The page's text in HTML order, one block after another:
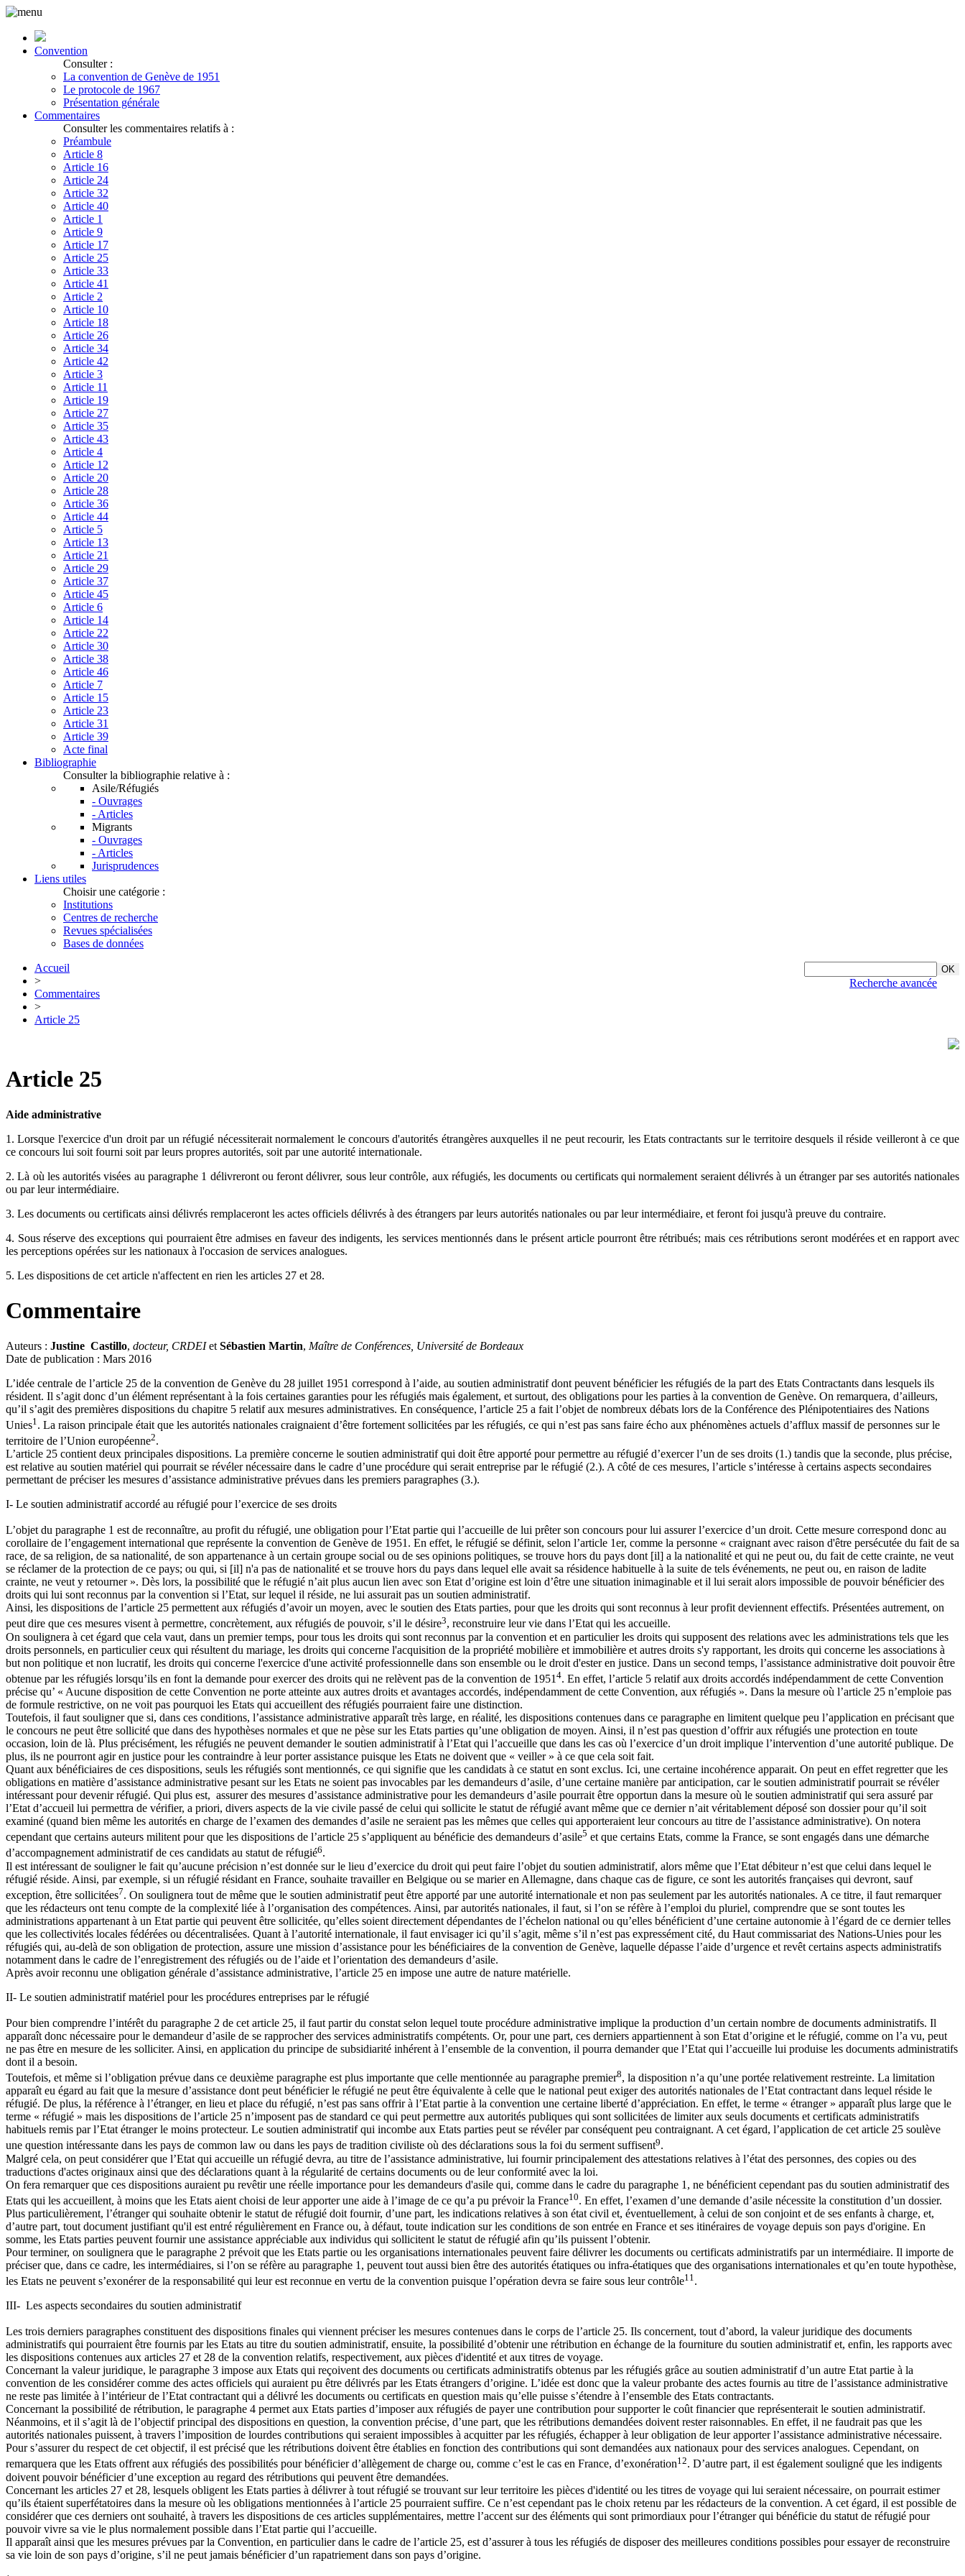
Convention
Consulter :
La convention de Genève de 1951
Le protocole de 1967
Présentation générale
Commentaires
Consulter les commentaires relatifs à :
Préambule
Article 8
Article 16
Article 24
Article 32
Article 40
Article 1
Article 9
Article 17
Article 25
Article 33
Article 41
Article 2
Article 10
Article 18
Article 26
Article 34
Article 42
Article 3
Article 11
Article 19
Article 27
Article 35
Article 43
Article 4
Article 12
Article 20
Article 28
Article 36
Article 44
Article 5
Article 13
Article 21
Article 29
Article 37
Article 45
Article 6
Article 14
Article 22
Article 30
Article 38
Article 46
Article 7
Article 15
Article 23
Article 31
Article 39
Acte final
Bibliographie
Consulter la bibliographie relative à :
Asile/Réfugiés
- Ouvrages
- Articles
Migrants
- Ouvrages
- Articles
Jurisprudences
Liens utiles
Choisir une catégorie :
Institutions
Centres de recherche
Revues spécialisées
Bases de données
Recherche avancée
Accueil
>
Commentaires
>
Article 25
Article 25
Aide administrative
1. Lorsque l'exercice d'un droit par un réfugié nécessiterait normalement le concours d'autorités étrangères auxquelles il ne peut recourir, les Etats contractants sur le territoire desquels il réside veilleront à ce que
ce concours lui soit fourni soit par leurs propres autorités, soit par une autorité internationale.
2. Là où les autorités visées au paragraphe 1 délivreront ou feront délivrer, sous leur contrôle, aux réfugiés, les documents ou certificats qui normalement seraient délivrés à un étranger par ses autorités nationales
ou par leur intermédiaire.
3. Les documents ou certificats ainsi délivrés remplaceront les actes officiels délivrés à des étrangers par leurs autorités nationales ou par leur intermédiaire, et feront foi jusqu'à preuve du contraire.
4. Sous réserve des exceptions qui pourraient être admises en faveur des indigents, les services mentionnés dans le présent article pourront être rétribués; mais ces rétributions seront modérées et en rapport avec
les perceptions opérées sur les nationaux à l'occasion de services analogues.
5. Les dispositions de cet article n'affectent en rien les articles 27 et 28.
Commentaire
Auteurs : Justine Castillo, docteur, CRDEIet Sébastien Martin, Maître de Conférences, Université de Bordeaux
Date de publication : Mars 2016
L’idée centrale de l’article 25 de la convention de Genève du 28 juillet 1951 correspond à l’aide, au soutien administratif dont peuvent bénéficier les réfugiés de la part des Etats Contractants dans lesquels ils
résident. Il s’agit donc d’un élément représentant à la fois certaines garanties pour les réfugiés mais également, et surtout, des obligations pour les parties à la convention de Genève. On remarquera, d’ailleurs,
qu’il s’agit des premières dispositions du chapitre 5 relatif aux mesures administratives. En conséquence, l’article 25 a fait l’objet de nombreux débats lors de la Conférence des Plénipotentiaires des Nations
Unies1 . La raison principale était que les autorités nationales craignaient d’être fortement sollicitées par les réfugiés, ce qui n’est pas sans faire écho aux phénomènes actuels d’afflux massif de personnes sur le
territoire de l’Union européenne2.
L’article 25 contient deux principales dispositions. La première concerne le soutien administratif qui doit être apporté pour permettre au réfugié d’exercer l’un de ses droits (1.) tandis que la seconde, plus précise,
est relative au soutien matériel qui pourrait se révéler nécessaire dans le cadre d’une procédure qui serait entreprise par le réfugié (2.). A côté de ces mesures, l’article s’intéresse à certains aspects secondaires
permettant de préciser les mesures d’assistance administrative prévues dans les premiers paragraphes (3.).
I- Le soutien administratif accordé au réfugié pour l’exercice de ses droits
L’objet du paragraphe 1 est de reconnaître, au profit du réfugié, une obligation pour l’Etat partie qui l’accueille de lui prêter son concours pour lui assurer l’exercice d’un droit. Cette mesure correspond donc au
corollaire de l’engagement international que représente la convention de Genève de 1951. En effet, le réfugié se définit, selon l’article 1er, comme la personne « craignant avec raison d'être persécutée du fait de sa
race, de sa religion, de sa nationalité, de son appartenance à un certain groupe social ou de ses opinions politiques, se trouve hors du pays dont [il] a la nationalité et qui ne peut ou, du fait de cette crainte, ne veut
se réclamer de la protection de ce pays; ou qui, si [il] n'a pas de nationalité et se trouve hors du pays dans lequel elle avait sa résidence habituelle à la suite de tels événements, ne peut ou, en raison de ladite
crainte, ne veut y retourner ». Dès lors, la possibilité que le réfugié n’ait plus aucun lien avec son Etat d’origine est loin d’être une situation inimaginable et il lui serait alors impossible de pouvoir bénéficier des
droits qui lui sont reconnus par la convention si l’Etat, sur lequel il réside, ne lui assurait pas un soutien administratif.
Ainsi, les dispositions de l’article 25 permettent aux réfugiés d’avoir un moyen, avec le soutien des Etats parties, pour que les droits qui sont reconnus à leur profit deviennent effectifs. Présentées autrement, on
peut dire que ces mesures visent à permettre, concrètement, aux réfugiés de pouvoir, s’il le désire3, reconstruire leur vie dans l’Etat qui les accueille.
On soulignera à cet égard que cela vaut, dans un premier temps, pour tous les droits qui sont reconnus par la convention et en particulier les droits qui supposent des relations avec les administrations tels que les
droits personnels, en particulier ceux qui résultent du mariage, les droits qui concerne l'acquisition de la propriété mobilière et immobilière et autres droits s'y rapportant, les droits qui concerne les associations à
but non politique et non lucratif, les droits qui concerne l'exercice d'une activité professionnelle dans son ensemble ou le droit d'ester en justice. Dans un second temps, l’assistance administrative doit pouvoir être
obtenue par les réfugiés lorsqu’ils en font la demande pour exercer des droits qui ne relèvent pas de la convention de 1951 4. En effet, l’article 5 relatif aux droits accordés indépendamment de cette Convention
précise qu’ « Aucune disposition de cette Convention ne porte atteinte aux autres droits et avantages accordés, indépendamment de cette Convention, aux réfugiés ». Dans la mesure où l’article 25 n’emploie pas
de formule restrictive, on ne voit pas pourquoi les Etats qui accueillent des réfugiés pourraient faire une distinction.
Toutefois, il faut souligner que si, dans ces conditions, l’assistance administrative apparaît très large, en réalité, les dispositions contenues dans ce paragraphe en limitent quelque peu l’application en précisant que
le concours ne peut être sollicité que dans des hypothèses normales et que ne pèse sur les Etats parties qu’une obligation de moyen. Ainsi, il n’est pas question d’offrir aux réfugiés une protection en toute
occasion, loin de là. Plus précisément, les réfugiés ne peuvent demander le soutien administratif à l’Etat qui l’accueille que dans les cas où l’exercice d’un droit implique l’intervention d’une autorité publique. De
plus, ils ne pourront agir en justice pour les contraindre à leur porter assistance puisque les Etats ne doivent que « veiller » à ce que cela soit fait.
Quant aux bénéficiaires de ces dispositions, seuls les réfugiés sont mentionnés, ce qui signifie que les candidats à ce statut en sont exclus. Ici, une certaine incohérence apparait. On peut en effet regretter que les
obligations en matière d’assistance administrative pesant sur les Etats ne soient pas invocables par les demandeurs d’asile, d’une certaine manière par anticipation, car le soutien administratif pourrait se révéler
intéressant pour devenir réfugié. Qui plus est, assurer des mesures d’assistance administrative pour les demandeurs d’asile pourrait être opportun dans la mesure où le soutien administratif qui sera assuré par
l’Etat d’accueil lui permettra de vérifier, a priori, divers aspects de la vie civile passé de celui qui sollicite le statut de réfugié avant même que ce dernier n’ait véritablement déposé son dossier pour qu’il soit
examiné (quand bien même les autorités en charge de l’examen des demandes d’asile ne seraient pas les mêmes que celles qui apporteraient leur concours au titre de l’assistance administrative). On notera
cependant que certains auteurs militent pour que les dispositions de l’article 25 s’appliquent au bénéficie des demandeurs d’asile5 et que certains Etats, comme la France, se sont engagés dans une démarche
d’accompagnement administratif de ces candidats au statut de réfugié6.
Il est intéressant de souligner le fait qu’aucune précision n’est donnée sur le lieu d’exercice du droit qui peut faire l’objet du soutien administratif, alors même que l’Etat débiteur n’est que celui dans lequel le
réfugié réside. Ainsi, par exemple, si un réfugié résidant en France, souhaite travailler en Belgique ou se marier en Allemagne, dans chaque cas de figure, ce sont les autorités françaises qui devront, sauf
exception, être sollicitées7. On soulignera tout de même que le soutien administratif peut être apporté par une autorité internationale et non pas seulement par les autorités nationales. A ce titre, il faut remarquer
que les rédacteurs ont tenu compte de la complexité liée à l’organisation des compétences. Ainsi, par autorités nationales, il faut, si l’on se réfère à l’emploi du pluriel, comprendre que se sont toutes les
administrations appartenant à un Etat partie qui peuvent être sollicitée, qu’elles soient directement dépendantes de l’échelon national ou qu’elles bénéficient d’une certaine autonomie à l’égard de ce dernier telles
que les collectivités locales fédérées ou décentralisées. Quant à l’autorité internationale, il faut envisager ici qu’il s’agit, même s’il n’est pas expressément cité, du Haut commissariat des Nations-Unies pour les
réfugiés qui, au-delà de son obligation de protection, assure une mission d’assistance pour les bénéficiaires de la convention de Genève, laquelle dépasse l’aide d’urgence et revêt certains aspects administratifs
notamment dans le cadre de l’enregistrement des réfugiés ou de l’aide et l’orientation des demandeurs d’asile.
Après avoir reconnu une obligation générale d’assistance administrative, l’article 25 en impose une autre de nature matérielle.
II- Le soutien administratif matériel pour les procédures entreprises par le réfugié
Pour bien comprendre l’intérêt du paragraphe 2 de cet article 25, il faut partir du constat selon lequel toute procédure administrative implique la production d’un certain nombre de documents administratifs. Il
apparaît donc nécessaire pour le demandeur d’asile de se rapprocher des services administratifs compétents. Or, pour une part, ces derniers appartiennent à son Etat d’origine et le réfugié, comme on l’a vu, peut
ne pas être en mesure de les solliciter. Ainsi, en application du principe de subsidiarité inhérent à l’ensemble de la convention, il pourra demander que l’Etat qui l’accueille lui produise les documents administratifs
dont il a besoin.
Toutefois, et même si l’obligation prévue dans ce deuxième paragraphe est plus importante que celle mentionnée au paragraphe premier8, la disposition n’a qu’une portée relativement restreinte. La limitation
apparaît eu égard au fait que la mesure d’assistance dont peut bénéficier le réfugié ne peut être équivalente à celle que le national peut exiger des autorités nationales de l’Etat contractant dans lequel réside le
réfugié. De plus, la référence à l’étranger, en lieu et place du réfugié, n’est pas sans offrir à l’Etat partie à la convention une certaine liberté d’appréciation. En effet, le terme « étranger » apparaît plus large que le
terme « réfugié » mais les dispositions de l’article 25 n’imposent pas de standard ce qui peut permettre aux autorités publiques qui sont sollicitées de limiter aux seuls documents et certificats administratifs
habituels remis par l’Etat étranger le moins protecteur. Le soutien administratif qui incombe aux Etats parties peut se révéler par conséquent peu contraignant. A cet égard, l’application de cet article 25 soulève
une question intéressante dans les pays de common law ou dans les pays de tradition civiliste où des déclarations sous la foi du serment suffisent9.
Malgré cela, on peut considérer que l’Etat qui accueille un réfugié devra, au titre de l’assistance administrative, lui fournir principalement des attestations relatives à l’état des personnes, des copies ou des
traductions d'actes originaux ainsi que des déclarations quant à la régularité de certains documents ou de leur conformité avec la loi.
On fera remarquer que ces dispositions auraient pu revêtir une réelle importance pour les demandeurs d'asile qui, comme dans le cadre du paragraphe 1, ne bénéficient cependant pas du soutien administratif des
Etats qui les accueillent, à moins que les Etats aient choisi de leur apporter une aide à l’image de ce qu’a pu prévoir la France10. En effet, l’examen d’une demande d’asile nécessite la constitution d’un dossier.
Plus particulièrement, l’étranger qui souhaite obtenir le statut de réfugié doit fournir, d’une part, les indications relatives à son état civil et, éventuellement, à celui de son conjoint et de ses enfants à charge, et,
d’autre part, tout document justifiant qu'il est entré régulièrement en France ou, à défaut, toute indication sur les conditions de son entrée en France et ses itinéraires de voyage depuis son pays d'origine. En
somme, les Etats parties peuvent fournir une assistance appréciable aux individus qui sollicitent le statut de réfugié afin qu’ils puissent l’obtenir.
Pour terminer, on soulignera que le paragraphe 2 prévoit que les Etats partie ou les organisations internationales peuvent faire délivrer les documents ou certificats administratifs par un intermédiaire. Il importe de
préciser que, dans ce cadre, les intermédiaires, si l’on se réfère au paragraphe 1, peuvent tout aussi bien être des autorités étatiques ou infra-étatiques que des organisations internationales et qu’en toute hypothèse,
les Etats ne peuvent s’exonérer de la responsabilité qui leur est reconnue en vertu de la convention puisque l’opération devra se faire sous leur contrôle11.
III- Les aspects secondaires du soutien administratif
Les trois derniers paragraphes constituent des dispositions finales qui viennent préciser les mesures contenues dans le corps de l’article 25. Ils concernent, tout d’abord, la valeur juridique des documents
administratifs qui pourraient être fournis par les Etats au titre du soutien administratif, ensuite, la possibilité d’obtenir une rétribution en échange de la fourniture du soutien administratif et, enfin, les rapports avec
les dispositions contenues aux articles 27 et 28 de la convention relatifs, respectivement, aux pièces d'identité et aux titres de voyage.
Concernant la valeur juridique, le paragraphe 3 impose aux Etats qui reçoivent des documents ou certificats administratifs obtenus par les réfugiés grâce au soutien administratif d’un autre Etat partie à la
convention de les considérer comme des actes officiels qui auraient pu être délivrés par les Etats étrangers d’origine. L’idée est donc que la valeur probante des actes fournis au titre de l’assistance administrative
ne reste pas limitée à l’intérieur de l’Etat contractant qui a délivré les documents ou certificats en question mais qu’elle puisse s’étendre à l’ensemble des Etats contractants.
Concernant la possibilité de rétribution, le paragraphe 4 permet aux Etats parties d’imposer aux réfugiés de payer une contribution pour supporter le coût financier que représenterait le soutien administratif.
Néanmoins, et il s’agit là de l’objectif principal des dispositions en question, la convention précise, d’une part, que les rétributions demandées doivent rester raisonnables. En effet, il ne faudrait pas que les
autorités nationales puissent, à travers l’imposition de lourdes contributions qui seraient impossibles à acquitter par les réfugiés, échapper à leur obligation de leur apporter l’assistance administrative nécessaire.
Pour s’assurer du respect de cet objectif, il est précisé que les rétributions doivent être établies en fonction des contributions qui sont demandées aux nationaux pour des services analogues. Cependant, on
remarquera que les Etats offrent aux réfugiés des possibilités pour bénéficier d’allègement de charge ou, comme c’est le cas en France, d’exonération12. D’autre part, il est également souligné que les indigents
doivent pouvoir bénéficier d’une exception au regard des rétributions qui peuvent être demandées.
Concernant les articles 27 et 28, lesquels obligent les Etats parties à délivrer à tout réfugié se trouvant sur leur territoire les pièces d'identité ou les titres de voyage qui lui seraient nécessaire, on pourrait estimer
qu’ils étaient superfétatoires dans la mesure où les obligations mentionnées à l’article 25 pourraient suffire. Ce n’est cependant pas le choix retenu par les rédacteurs de la convention. A cet égard, il est possible de
considérer que ces derniers ont souhaité, à travers les dispositions de ces articles supplémentaires, mettre l’accent sur des éléments qui sont primordiaux pour l’étranger qui bénéficie du statut de réfugié pour
pouvoir vivre sa vie le plus normalement possible dans l’Etat partie qui l’accueille.
Il apparaît ainsi que les mesures prévues par la Convention, en particulier dans le cadre de l’article 25, est d’assurer à tous les réfugiés de disposer des meilleures conditions possibles pour essayer de reconstruire
sa vie loin de son pays d’origine, s’il ne peut jamais bénéficier d’un rapatriement dans son pays d’origine.